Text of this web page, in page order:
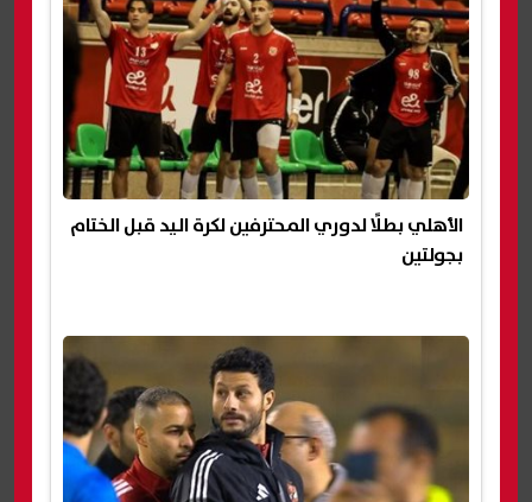
الأهلي بطلًا لدوري المحترفين لكرة اليد قبل الختام
بجولتين